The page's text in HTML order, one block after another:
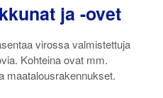
ja -ovet
virossa valmistettuja
Kohteina ovat mm.
maatalousrakennukset.